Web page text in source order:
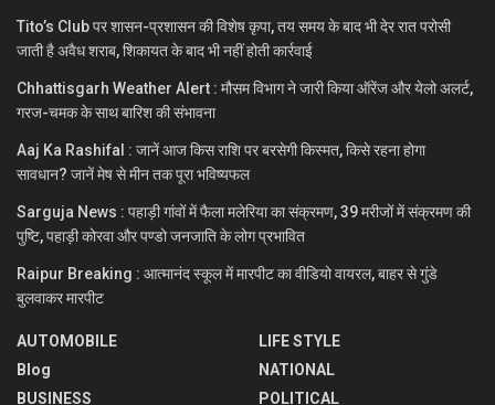
Tito’s Club पर शासन-प्रशासन की विशेष कृपा, तय समय के बाद भी देर रात परोसी
जाती है अवैध शराब, शिकायत के बाद भी नहीं होती कार्रवाई
Chhattisgarh Weather Alert : मौसम विभाग ने जारी किया ऑरेंज और येलो अलर्ट,
गरज-चमक के साथ बारिश की संभावना
Aaj Ka Rashifal : जानें आज किस राशि पर बरसेगी किस्मत, किसे रहना होगा
सावधान? जानें मेष से मीन तक पूरा भविष्यफल
Sarguja News : पहाड़ी गांवों में फैला मलेरिया का संक्रमण, 39 मरीजों में संक्रमण की
पुष्टि, पहाड़ी कोरवा और पण्डो जनजाति के लोग प्रभावित
Raipur Breaking : आत्मानंद स्कूल में मारपीट का वीडियो वायरल, बाहर से गुंडे
बुलवाकर मारपीट
AUTOMOBILE
Blog
BUSINESS
LIFE STYLE
NATIONAL
POLITICAL